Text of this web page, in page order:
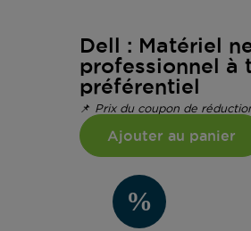
Dell : Matériel
professionnel à
préférentiel
📌 Prix du coupon de
Ajouter au panier